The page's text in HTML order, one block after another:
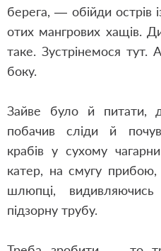
берега, — обійди острів
отих мангрових хащів.
таке. Зустрінемося
боку.
Зайве було й питати,
побачив сліди й
крабів у сухому
катер, на смугу
шлюпці,
підзорну трубу.